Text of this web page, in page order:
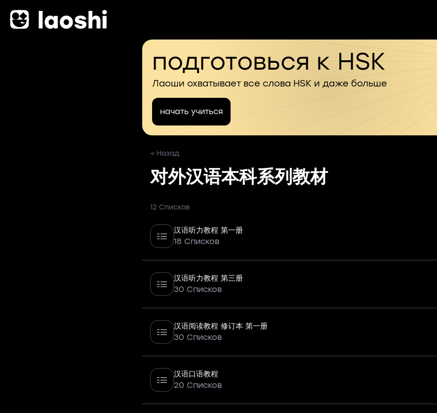
подготовься к HSK
Лаоши охватывает все слова HSK и даже больше
начать учиться
< Назад
对外汉语本科系列教材
12 Списков
汉语听力教程 第一册
18 Списков
汉语听力教程 第三册
30 Списков
汉语阅读教程 修订本 第一册
30 Списков
汉语口语教程
20 Списков